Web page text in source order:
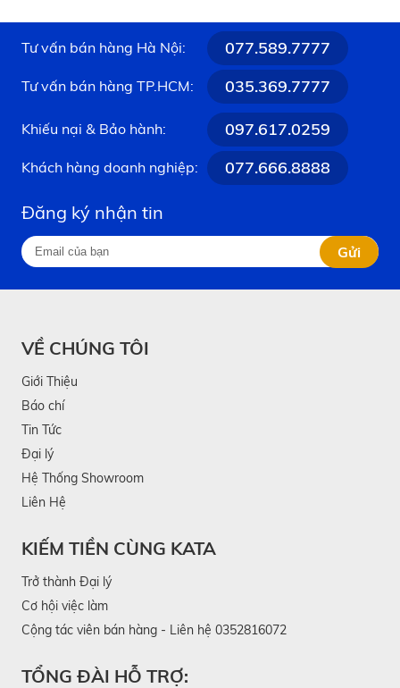
Tư vấn bán hàng Hà Nội: 077.589.7777
Tư vấn bán hàng TP.HCM: 035.369.7777
Khiếu nại & Bảo hành: 097.617.0259
Khách hàng doanh nghiệp: 077.666.8888
Đăng ký nhận tin
Gửi
VỀ CHÚNG TÔI
Giới Thiệu
Báo chí
Tin Tức
Đại lý
Hệ Thống Showroom
Liên Hệ
KIẾM TIỀN CÙNG KATA
Trở thành Đại lý
Cơ hội việc làm
Cộng tác viên bán hàng - Liên hệ 0352816072
TỔNG ĐÀI HỖ TRỢ: